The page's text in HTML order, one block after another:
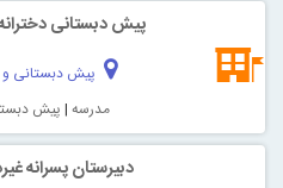
پیش دبستانی
پیش دبستانی
مدرسه | پیش
دبیرستان پسرانه